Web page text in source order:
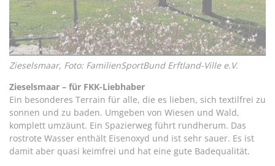
Zieselsmaar, Foto: FamilienSportBund Erftland-Ville e.V.
Zieselsmaar – für FKK-Liebhaber
Ein besonderes Terrain für alle, die es lieben, sich textilfrei zu
sonnen und zu baden. Umgeben von Wiesen und Wald,
komplett umzäunt. Ein Spazierweg führt rundherum. Das
rostrote Wasser enthält Eisenoxyd und ist sehr sauer. Es ist
damit aber quasi keimfrei und hat eine gute Badequalität.